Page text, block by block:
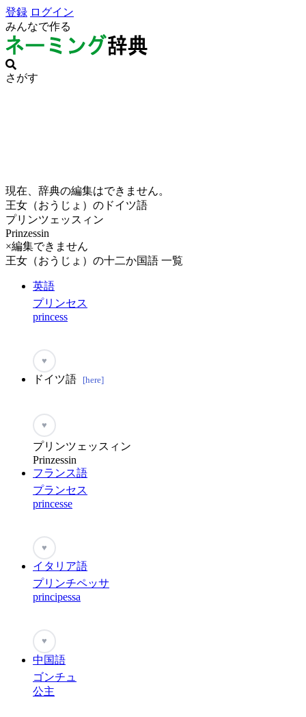
登録 ログイン
みんなで作る
さがす
現在、辞典の編集はできません。
王女（おうじょ）のドイツ語
プリンツェッスィン
Prinzessin
×編集できません
王女（おうじょ）の十二か国語 一覧
英語
プリンセス
princess
♥
ドイツ語 [here]
♥
プリンツェッスィン
Prinzessin
フランス語
プランセス
princesse
♥
イタリア語
プリンチペッサ
principessa
♥
中国語
ゴンチュ
公主